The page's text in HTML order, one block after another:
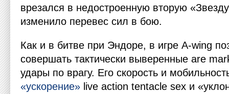
врезался в недостроенную вторую
изменило перевес сил в бою.
Как и в битве при Эндоре, в игре А-wing
совершать тактически выверенные are
удары по врагу. Его скорость и
«ускорение» live action tentacle sex и